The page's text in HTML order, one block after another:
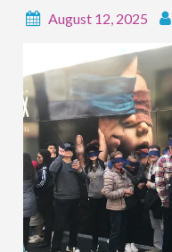
August 12, 2025